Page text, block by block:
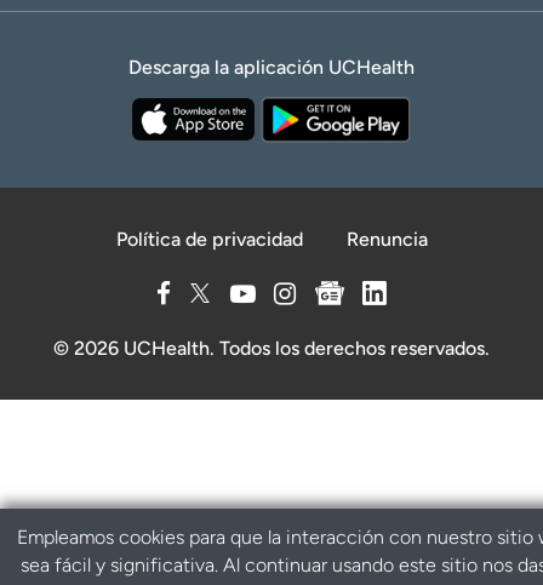
Descarga la aplicación UCHealth
Política de privacidad Renuncia
© 2026 UCHealth. Todos los derechos reservados.
Empleamos cookies para que la interacción con nuestro sitio
sea fácil y significativa. Al continuar usando este sitio nos